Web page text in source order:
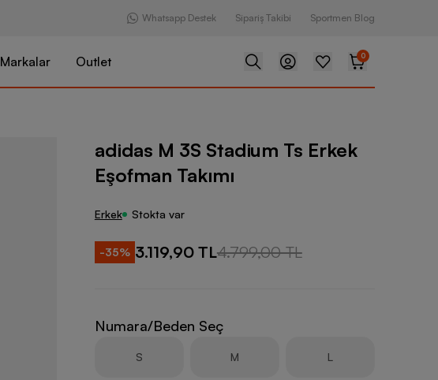
Whatsapp Destek Sipariş Takibi Sportmen Blog
Markalar Outlet 0
adidas M 3S Stadium Ts Erkek Eşofman Takımı
adidas M 3S Stadium Ts Erkek
Eşofman Takımı
Erkek Stokta var
-35% 3.119,90 TL4.799,00 TL
Numara/Beden Seç
S M L